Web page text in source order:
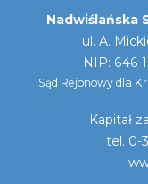
Nadwiślańska
ul. A.
NIP: 646-
Sąd Rejonowy dla
Kapitał
tel. 0-